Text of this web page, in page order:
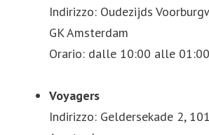
Indirizzo: Oudezijds
GK Amsterdam
Orario: dalle 10:00 alle 01:00
Voyagers
Indirizzo: Geldersekade 2,